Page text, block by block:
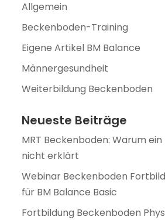
Allgemein
Beckenboden-Training
Eigene Artikel BM Balance
Männergesundheit
Weiterbildung Beckenboden
Neueste Beiträge
MRT Beckenboden: Warum ein
nicht erklärt
Webinar Beckenboden
für BM Balance Basic
Fortbildung Beckenboden